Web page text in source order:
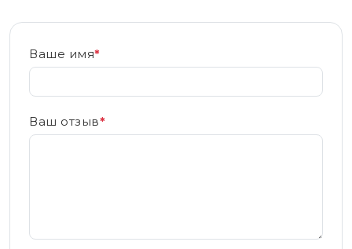
Ваше имя*
Ваш отзыв*